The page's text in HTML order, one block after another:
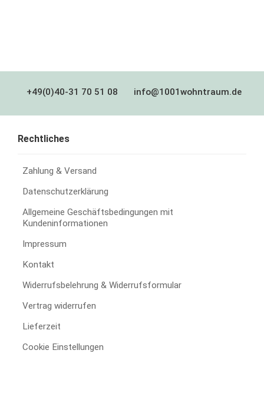
+49(0)40-31 70 51 08 info@1001wohntraum.de
Rechtliches
Zahlung & Versand
Datenschutzerklärung
Allgemeine Geschäftsbedingungen mit
Kundeninformationen
Impressum
Kontakt
Widerrufsbelehrung & Widerrufsformular
Vertrag widerrufen
Lieferzeit
Cookie Einstellungen